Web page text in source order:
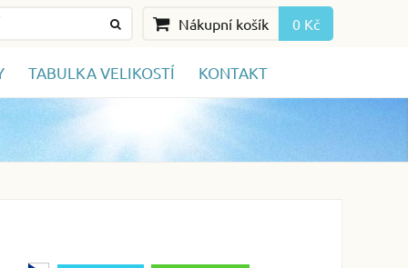
Nákupní košík 0 Kč
TABULKA VELIKOSTÍ KONTAKT